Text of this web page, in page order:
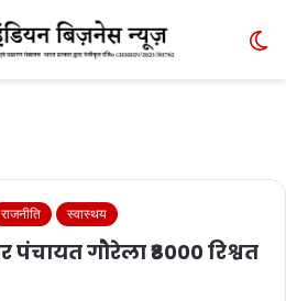
राजनीति स्वास्थय
पंचायत गौरेला ₹8000 रिश्वत